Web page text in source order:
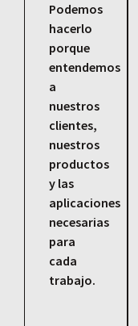
Podemos
hacerlo
porque
entendemos
a
nuestros
clientes,
nuestros
productos
y las
aplicaciones
necesarias
para
cada
trabajo.